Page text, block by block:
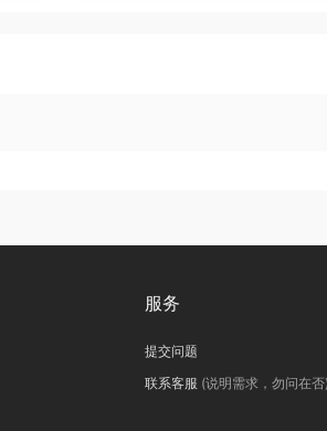
服务
提交问题
联系客服 (说明需求，勿问在否